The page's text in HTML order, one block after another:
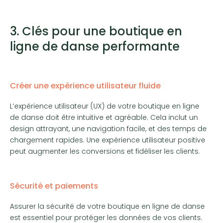
3. Clés pour une boutique en
ligne de danse performante
Créer une expérience utilisateur fluide
L’expérience utilisateur (UX) de votre boutique en ligne
de danse doit être intuitive et agréable. Cela inclut un
design attrayant, une navigation facile, et des temps de
chargement rapides. Une expérience utilisateur positive
peut augmenter les conversions et fidéliser les clients.
Sécurité et paiements
Assurer la sécurité de votre boutique en ligne de danse
est essentiel pour protéger les données de vos clients.